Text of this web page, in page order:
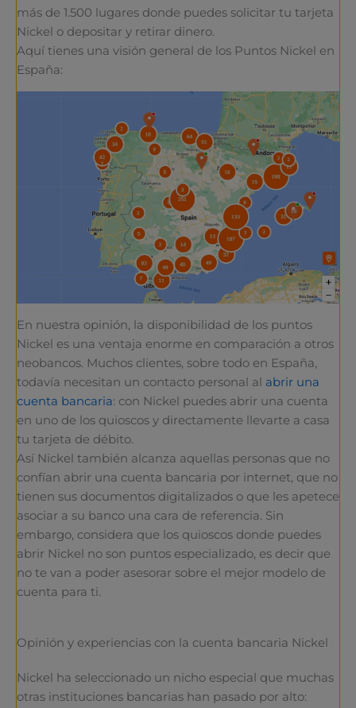
más de 1.500 lugares donde puedes solicitar tu tarjeta
Nickel o depositar y retirar dinero.
Aquí tienes una visión general de los Puntos Nickel en
España:
En nuestra opinión, la disponibilidad de los puntos
Nickel es una ventaja enorme en comparación a otros
neobancos. Muchos clientes, sobre todo en España,
todavía necesitan un contacto personal al abrir una
cuenta bancaria: con Nickel puedes abrir una cuenta
en uno de los quioscos y directamente llevarte a casa
tu tarjeta de débito.
Así Nickel también alcanza aquellas personas que no
confían abrir una cuenta bancaria por internet, que no
tienen sus documentos digitalizados o que les apetece
asociar a su banco una cara de referencia. Sin
embargo, considera que los quioscos donde puedes
abrir Nickel no son puntos especializado, es decir que
no te van a poder asesorar sobre el mejor modelo de
cuenta para ti.
Opinión y experiencias con la cuenta bancaria Nickel
Nickel ha seleccionado un nicho especial que muchas
otras instituciones bancarias han pasado por alto: